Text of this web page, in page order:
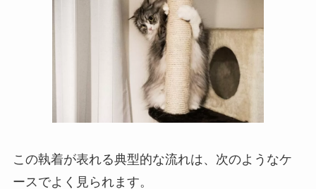
この執着が表れる典型的な流れは、次のようなケ
ースでよく見られます。